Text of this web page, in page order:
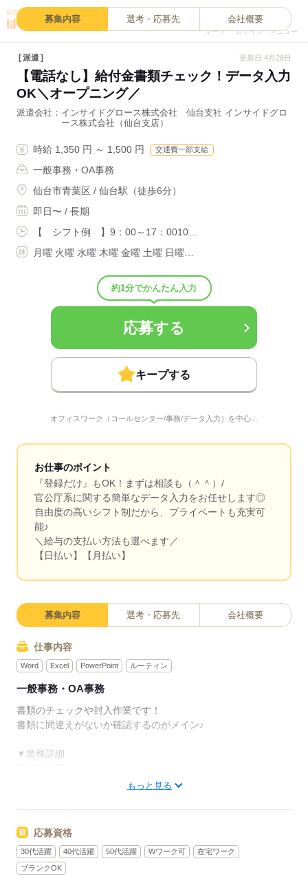
キープ ログイン メニュー
募集内容 選考・応募先 会社概要
派遣 更新日:4月28日
【電話なし】給付金書類チェック！データ入力
OK＼オープニング／
派遣会社
インサイドグロース株式会社 仙台支社 インサイドグロ
ース株式会社（仙台支店）
時給 1,350 円 ～ 1,500 円 交通費一部支給
一般事務・OA事務
仙台市青葉区 / 仙台駅（徒歩6分）
即日〜 / 長期
【 シフト例 】9：00～17：0010…
月曜 火曜 水曜 木曜 金曜 土曜 日曜…
約1分でかんたん入力
応募する
キープする
オフィスワーク（コールセンター/事務/データ入力）を中心…
お仕事のポイント
『登録だけ』もOK！まずは相談も（＾＾）/
官公庁系に関する簡単なデータ入力をお任せします◎
自由度の高いシフト制だから、プライベートも充実可
能♪
＼給与の支払い方法も選べます／
【日払い】【月払い】
募集内容 選考・応募先 会社概要
仕事内容
Word Excel PowerPoint ルーティン
一般事務・OA事務
書類のチェックや封入作業です！
書類に間違えがないか確認するのがメイン♪
▼業務詳細
◇電話対応なし！
チャットオンリーの問合せ対応
研修あり&マニュアル完備されているので
事務デビューの方も安心です◎
もっと見る
応募資格
30代活躍 40代活躍 50代活躍 Wワーク可
在宅ワーク
ブランクOK